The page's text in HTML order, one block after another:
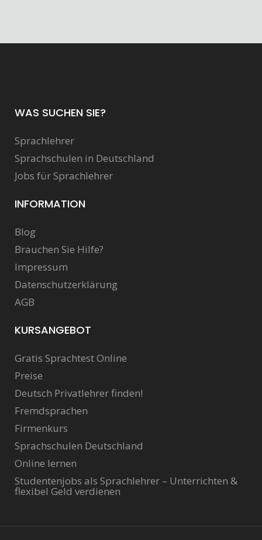
WAS SUCHEN SIE?
Sprachlehrer
Sprachschulen in Deutschland
Jobs für Sprachlehrer
INFORMATION
Blog
Brauchen Sie Hilfe?
Impressum
Datenschutzerklärung
AGB
KURSANGEBOT
Gratis Sprachtest Online
Preise
Deutsch Privatlehrer finden!
Fremdsprachen
Firmenkurs
Sprachschulen Deutschland
Online lernen
Studentenjobs als Sprachlehrer – Unterrichten &
flexibel Geld verdienen